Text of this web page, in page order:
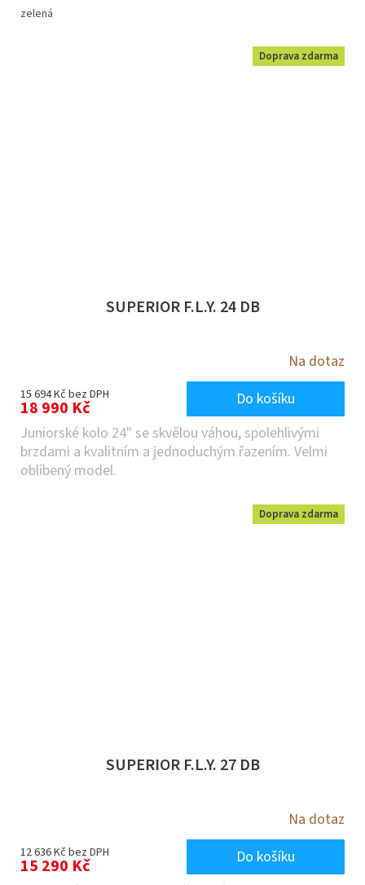
zelená
Doprava zdarma
SUPERIOR F.L.Y. 24 DB
Na dotaz
15 694 Kč bez DPH
18 990 Kč
Do košíku
Juniorské kolo 24" se skvělou váhou, spolehlivými
brzdami a kvalitním a jednoduchým řazením. Velmi
oblíbený model.
Doprava zdarma
SUPERIOR F.L.Y. 27 DB
Na dotaz
12 636 Kč bez DPH
15 290 Kč
Do košíku